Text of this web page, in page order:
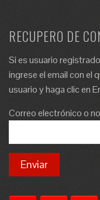
RECUPERO DE
Si es usuario
ingrese el email con el
usuario y haga clic en
Correo electrónico o